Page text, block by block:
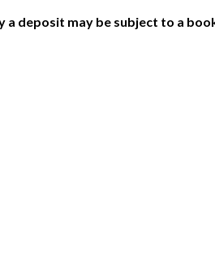
deposit may be subject to a